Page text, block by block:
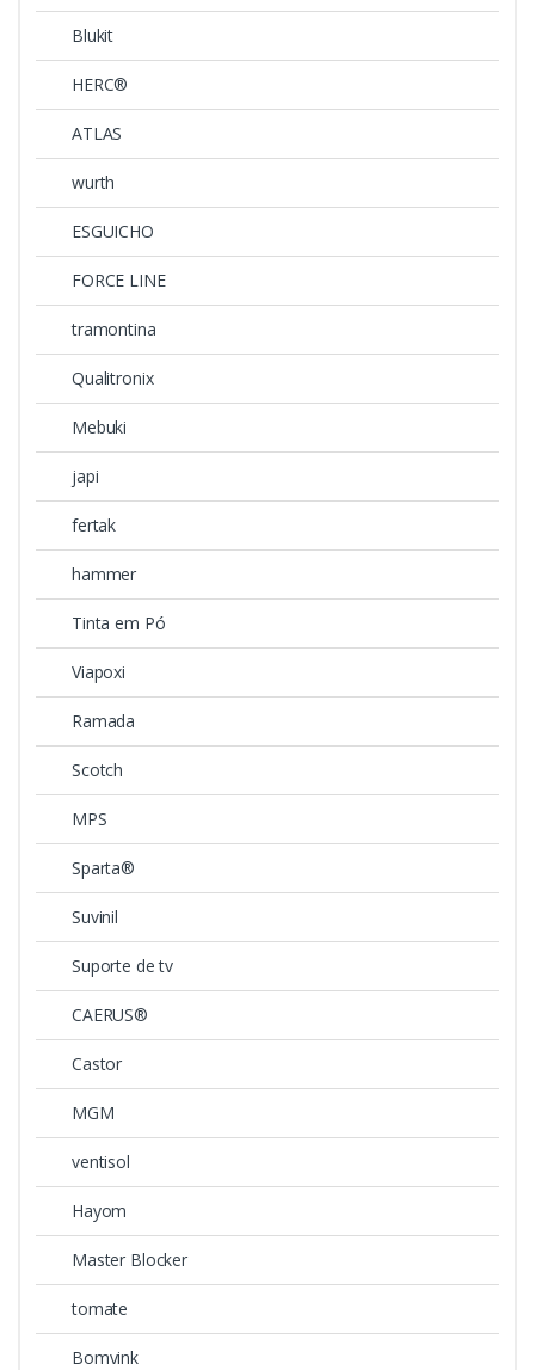
Blukit
HERC®
ATLAS
wurth
ESGUICHO
FORCE LINE
tramontina
Qualitronix
Mebuki
japi
fertak
hammer
Tinta em Pó
Viapoxi
Ramada
Scotch
MPS
Sparta®
Suvinil
Suporte de tv
CAERUS®
Castor
MGM
ventisol
Hayom
Master Blocker
tomate
Bomvink